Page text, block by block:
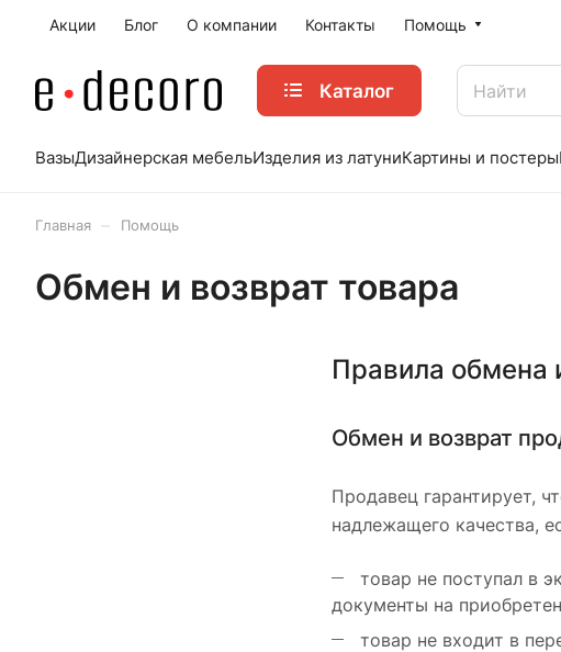
Акции Блог О компании Контакты Помощь
Каталог
ВазыДизайнерская мебельИзделия из латуниКартины и постеры
Главная Помощь
Обмен и возврат товара
Правила обмена
Обмен и возврат
Продавец гарантирует,
надлежащего качества,
товар не поступал в
документы на
товар не входит в